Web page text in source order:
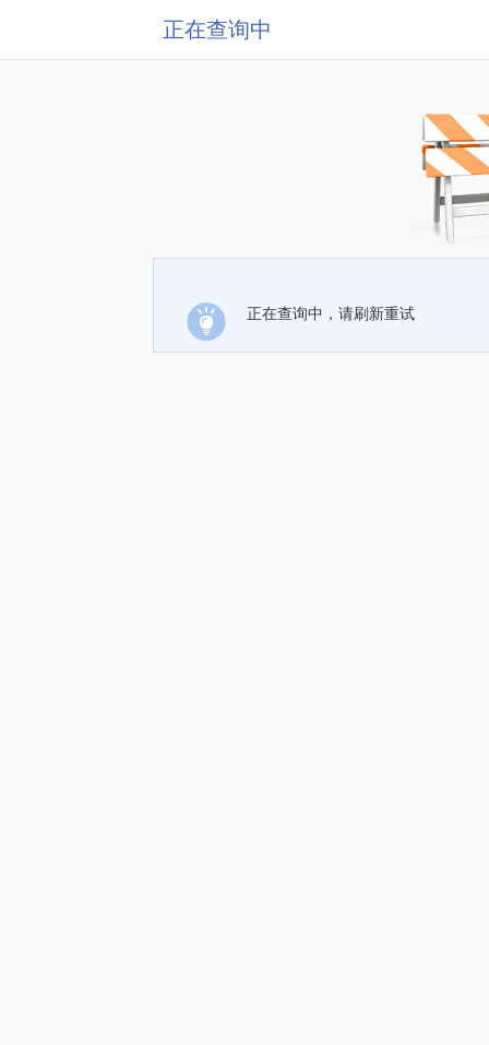
正在查询中
正在查询中，请刷新重试